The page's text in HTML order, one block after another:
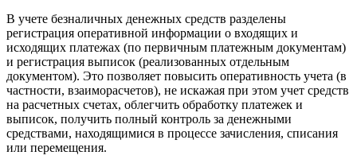
В учете безналичных денежных средств разделены
регистрация оперативной информации о входящих и
исходящих платежах (по первичным платежным документам)
и регистрация выписок (реализованных отдельным
документом). Это позволяет повысить оперативность учета (в
частности, взаиморасчетов), не искажая при этом учет средств
на расчетных счетах, облегчить обработку платежек и
выписок, получить полный контроль за денежными
средствами, находящимися в процессе зачисления, списания
или перемещения.